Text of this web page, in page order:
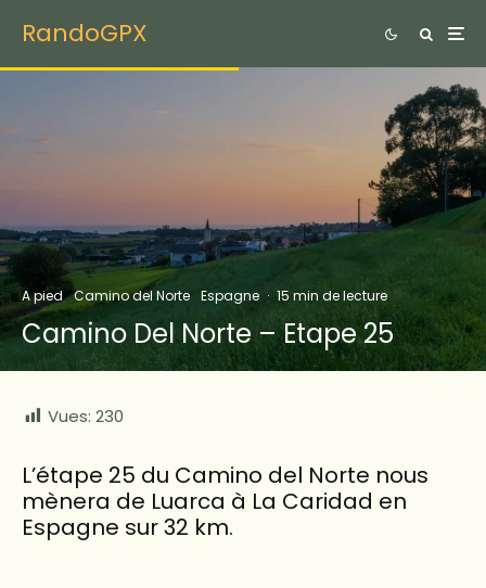
RandoGPX
A pied Camino del Norte Espagne · 15 min de lecture
Camino Del Norte – Etape 25
Vues: 230
L’étape 25 du Camino del Norte nous
mènera de Luarca à La Caridad en
Espagne sur 32 km.